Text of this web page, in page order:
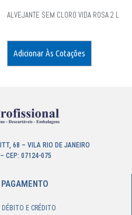
ALVEJANTE SEM CLORO VIDA ROSA 2 L
Adicionar Às Cotações
68 – VILA RIO DE JANEIRO
CEP: 07124-075
DÉBITO E CRÉDITO